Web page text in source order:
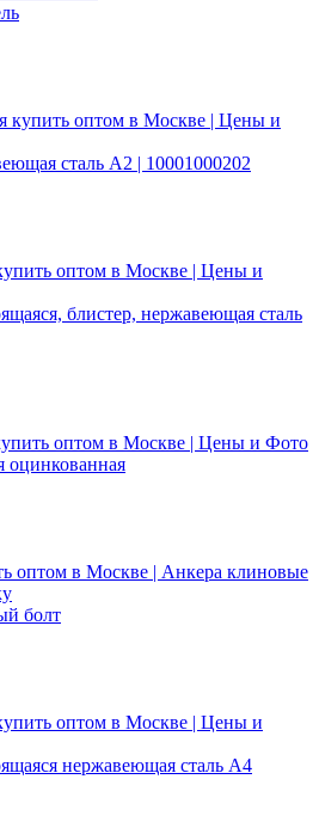
сталь A2 | 10001000202
блистер, нержавеющая сталь
оцинкованная
болт
нержавеющая сталь A4